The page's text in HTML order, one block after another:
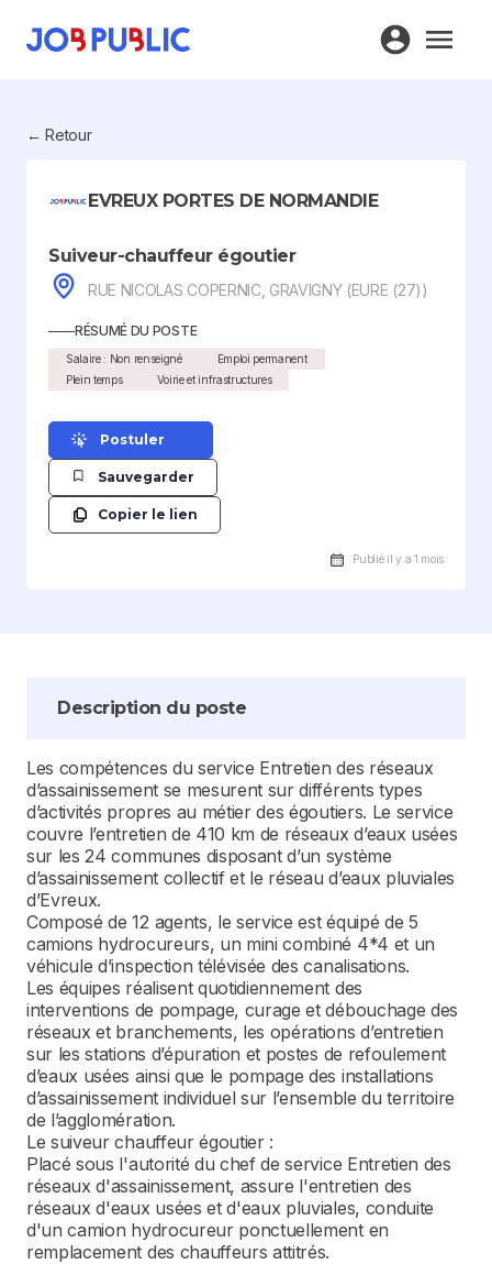
← Retour
EVREUX PORTES DE NORMANDIE
Suiveur-chauffeur égoutier
RUE NICOLAS COPERNIC, GRAVIGNY (EURE (27))
RÉSUMÉ DU POSTE
Salaire : Non renseigné
Emploi permanent
Plein temps
Voirie et infrastructures
Postuler
Sauvegarder
Copier le lien
Publié il y a 1 mois
Description du poste
Les compétences du service Entretien des réseaux
d’assainissement se mesurent sur différents types
d’activités propres au métier des égoutiers. Le service
couvre l’entretien de 410 km de réseaux d’eaux usées
sur les 24 communes disposant d’un système
d’assainissement collectif et le réseau d’eaux pluviales
d’Evreux.
Composé de 12 agents, le service est équipé de 5
camions hydrocureurs, un mini combiné 4*4 et un
véhicule d’inspection télévisée des canalisations.
Les équipes réalisent quotidiennement des
interventions de pompage, curage et débouchage des
réseaux et branchements, les opérations d’entretien
sur les stations d’épuration et postes de refoulement
d’eaux usées ainsi que le pompage des installations
d’assainissement individuel sur l’ensemble du territoire
de l’agglomération.
Le suiveur chauffeur égoutier :
Placé sous l'autorité du chef de service Entretien des
réseaux d'assainissement, assure l'entretien des
réseaux d'eaux usées et d'eaux pluviales, conduite
d'un camion hydrocureur ponctuellement en
remplacement des chauffeurs attitrés.